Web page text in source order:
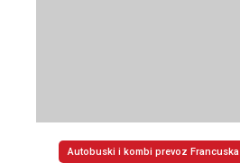
Autobuski i kombi prevoz Francuska